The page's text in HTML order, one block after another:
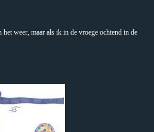
weer, maar als ik in de vroege ochtend in de